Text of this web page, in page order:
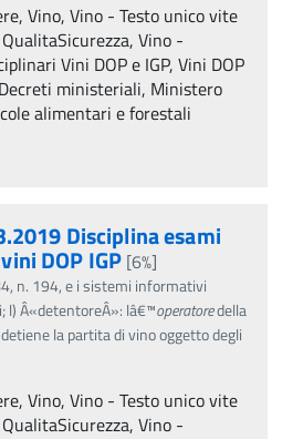
Vino, Vino - Testo unico vite
Vino -
Vini DOP e IGP, Vini DOP
ministeriali, Ministero
alimentari e forestali
Disciplina esami
DOP IGP [6%]
n. 194, e i sistemi informativi
l) Â«detentoreÂ»: lâ€™operatoredella
la partita di vino oggetto degli
Vino, Vino - Testo unico vite
Vino -